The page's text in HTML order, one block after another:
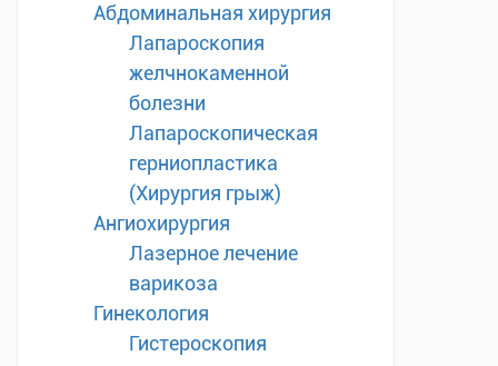
Абдоминальная хирургия
Лапароскопия
желчнокаменной
болезни
Лапароскопическая
герниопластика
(Хирургия грыж)
Ангиохирургия
Лазерное лечение
варикоза
Гинекология
Гистероскопия